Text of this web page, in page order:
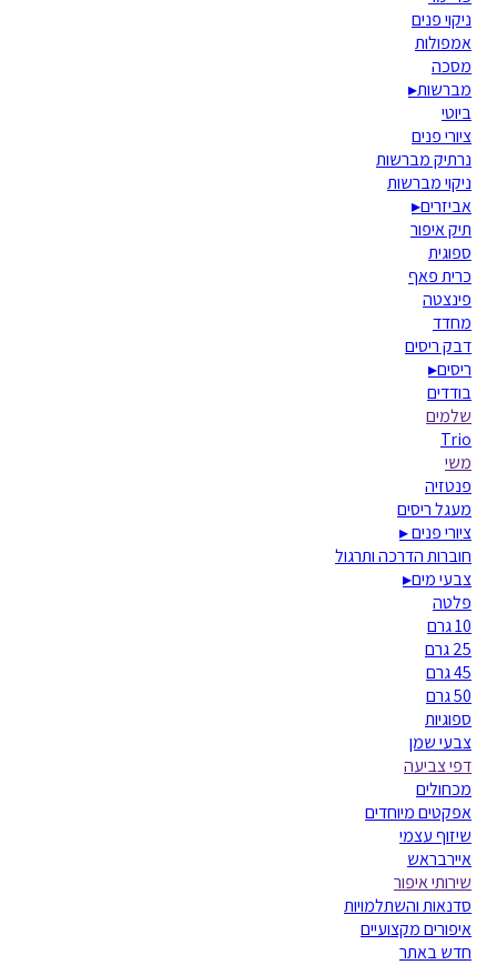
ניקוי פנים
אמפולות
מסכה
מברשות▸
ביוטי
ציורי פנים
נרתיק מברשות
ניקוי מברשות
אביזרים▸
תיק איפור
ספוגית
כרית פאף
פינצטה
מחדד
דבק ריסים
ריסים▸
בודדים
שלמים
Trio
משי
פנטזיה
מעגל ריסים
ציורי פנים▸
חוברות הדרכה ותרגול
צבעי מים▸
פלטה
10 גרם
25 גרם
45 גרם
50 גרם
ספוגיות
צבעי שמן
דפי צביעה
מכחולים
אפקטים מיוחדים
שיזוף עצמי
איירבראש
שירותי איפור
סדנאות והשתלמויות
איפורים מקצועיים
חדש באתר